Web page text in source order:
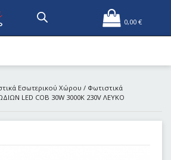
0,00 €
Εσωτερικού Χώρου / Φωτιστικά
LED COB 30W 3000Κ 230V ΛΕΥΚΟ